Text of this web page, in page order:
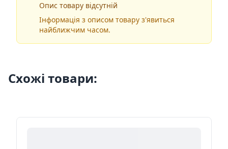
Опис товару відсутній
Інформація з описом товару з'явиться
найближчим часом.
Схожі товари: